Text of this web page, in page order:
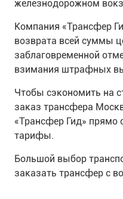
железнодорожном
Компания «Трансфер
возврата всей суммы
заблаговременной
взимания штрафных
Чтобы сэкономить на
заказ трансфера
«Трансфер Гид» прямо
тарифы.
Большой выбор
заказать трансфер с